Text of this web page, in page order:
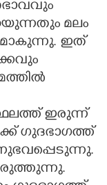
മലം
ഇത്
ഇരുന്ന്
ഗുദഭാഗത്ത്